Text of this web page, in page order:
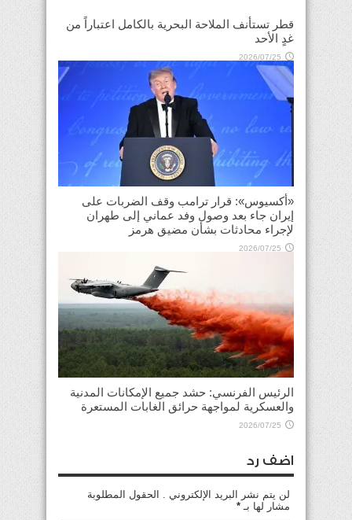
قطر تستأنف الملاحة البحرية بالكامل اعتباراً من
غدٍ الأحد
2026/07/25
«أكسيوس»: قرار ترامب وقف الضربات على
إيران جاء بعد وصول وفد عماني إلى طهران
لإجراء محادثات بشأن مضيق هرمز
2026/07/25
الرئيس الفرنسي: حشد جميع الإمكانات المدنية
والعسكرية لمواجهة حرائق الغابات المستعرة
2026/07/25
اضف رد
لن يتم نشر البريد الإلكتروني . الحقول المطلوبة
مشار لها بـ *